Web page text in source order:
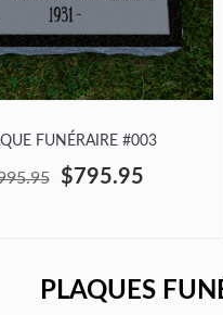
FUNÉRAIRE #003
$795.95
PLAQUES